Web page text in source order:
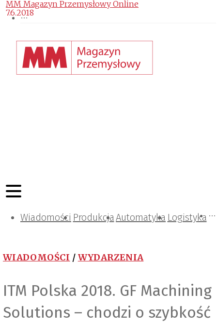
Wiadomości ProdukcjaAutomatyka Logistyka
Projektowanie i konstrukcje
Zarządzanie i IT
Tematy specjalne
WIADOMOŚCI / WYDARZENIA
ITM Polska 2018. GF Machining
Solutions – chodzi o szybkość
MM Magazyn Przemysłowy Online
7.6.2018